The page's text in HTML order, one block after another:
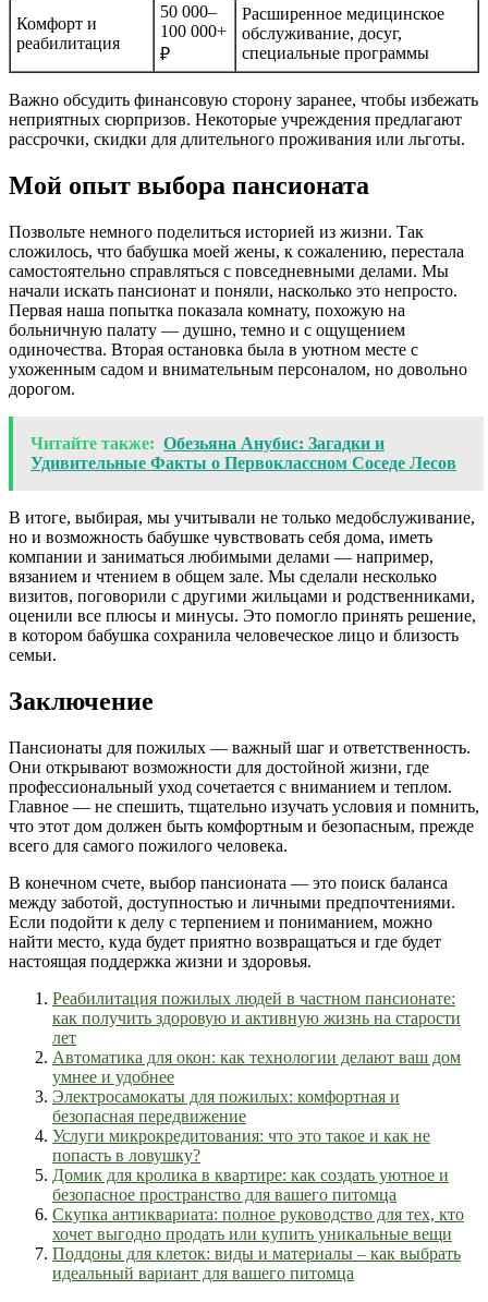
Комфорт и
реабилитация
50 000–
100 000+
₽
Расширенное медицинское
обслуживание, досуг,
специальные программы
Важно обсудить финансовую сторону заранее, чтобы избежать
неприятных сюрпризов. Некоторые учреждения предлагают
рассрочки, скидки для длительного проживания или льготы.
Мой опыт выбора пансионата
Позвольте немного поделиться историей из жизни. Так
сложилось, что бабушка моей жены, к сожалению, перестала
самостоятельно справляться с повседневными делами. Мы
начали искать пансионат и поняли, насколько это непросто.
Первая наша попытка показала комнату, похожую на
больничную палату — душно, темно и с ощущением
одиночества. Вторая остановка была в уютном месте с
ухоженным садом и внимательным персоналом, но довольно
дорогом.
Читайте также: Обезьяна Анубис: Загадки и
Удивительные Факты о Первоклассном Соседе Лесов
В итоге, выбирая, мы учитывали не только медобслуживание,
но и возможность бабушке чувствовать себя дома, иметь
компании и заниматься любимыми делами — например,
вязанием и чтением в общем зале. Мы сделали несколько
визитов, поговорили с другими жильцами и родственниками,
оценили все плюсы и минусы. Это помогло принять решение,
в котором бабушка сохранила человеческое лицо и близость
семьи.
Заключение
Пансионаты для пожилых — важный шаг и ответственность.
Они открывают возможности для достойной жизни, где
профессиональный уход сочетается с вниманием и теплом.
Главное — не спешить, тщательно изучать условия и помнить,
что этот дом должен быть комфортным и безопасным, прежде
всего для самого пожилого человека.
В конечном счете, выбор пансионата — это поиск баланса
между заботой, доступностью и личными предпочтениями.
Если подойти к делу с терпением и пониманием, можно
найти место, куда будет приятно возвращаться и где будет
настоящая поддержка жизни и здоровья.
Реабилитация пожилых людей в частном пансионате:
как получить здоровую и активную жизнь на старости
лет
Автоматика для окон: как технологии делают ваш дом
умнее и удобнее
Электросамокаты для пожилых: комфортная и
безопасная передвижение
Услуги микрокредитования: что это такое и как не
попасть в ловушку?
Домик для кролика в квартире: как создать уютное и
безопасное пространство для вашего питомца
Скупка антиквариата: полное руководство для тех, кто
хочет выгодно продать или купить уникальные вещи
Поддоны для клеток: виды и материалы – как выбрать
идеальный вариант для вашего питомца